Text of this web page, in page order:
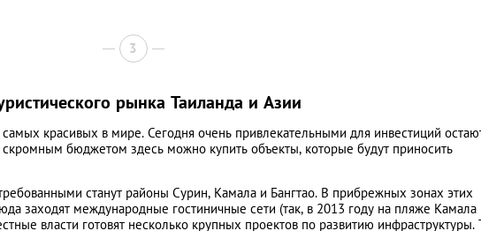
3
рынка Таиланда и Азии
красивых в мире. Сегодня очень привлекательными для инвестиций
бюджетом здесь можно купить объекты, которые будут приносить
станут районы Сурин, Камала и Бангтао. В прибрежных зонах этих
заходят международные гостиничные сети (так, в 2013 году на пляже Камала
власти готовят несколько крупных проектов по развитию инфраструктуры.